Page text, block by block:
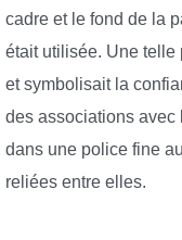
cadre et le fond de la
était utilisée. Une telle
et symbolisait la
des associations avec
dans une police fine
reliées entre elles.